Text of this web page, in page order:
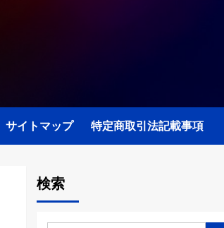
サイトマップ 特定商取引法記載事項
検索